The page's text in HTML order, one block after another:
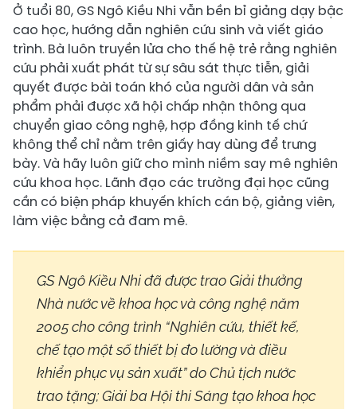
Ở tuổi 80, GS Ngô Kiều Nhi vẫn bền bỉ giảng dạy bậc
cao học, hướng dẫn nghiên cứu sinh và viết giáo
trình. Bà luôn truyền lửa cho thế hệ trẻ rằng nghiên
cứu phải xuất phát từ sự sâu sát thực tiễn, giải
quyết được bài toán khó của người dân và sản
phẩm phải được xã hội chấp nhận thông qua
chuyển giao công nghệ, hợp đồng kinh tế chứ
không thể chỉ nằm trên giấy hay dùng để trưng
bày. Và hãy luôn giữ cho mình niềm say mê nghiên
cứu khoa học. Lãnh đạo các trường đại học cũng
cần có biện pháp khuyến khích cán bộ, giảng viên,
làm việc bằng cả đam mê.
GS Ngô Kiều Nhi đã được trao Giải thưởng
Nhà nước về khoa học và công nghệ năm
2005 cho công trình “Nghiên cứu, thiết kế,
chế tạo một số thiết bị đo lường và điều
khiển phục vụ sản xuất” do Chủ tịch nước
trao tặng; Giải ba Hội thi Sáng tạo khoa học